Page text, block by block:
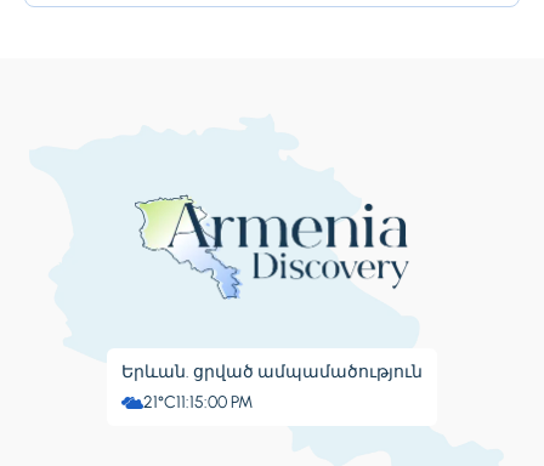
Երևան. ցրված ամպամածություն
21°C11:15:01 PM